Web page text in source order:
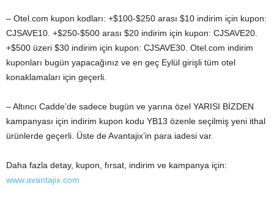
– Otel.com kupon kodları: +$100-$250 arası $10 indirim için kupon:
CJSAVE10. +$250-$500 arası $20 indirim için kupon: CJSAVE20.
+$500 üzeri $30 indirim için kupon: CJSAVE30. Otel.com indirim
kuponları bugün yapacağınız ve en geç Eylül girişli tüm otel
konaklamaları için geçerli.
– Altıncı Cadde’de sadece bugün ve yarına özel YARISI BİZDEN
kampanyası için indirim kupon kodu YB13 özenle seçilmiş yeni ithal
ürünlerde geçerli. Üste de Avantajix’in para iadesi var.
Daha fazla detay, kupon, fırsat, indirim ve kampanya için:
www.avantajix.com